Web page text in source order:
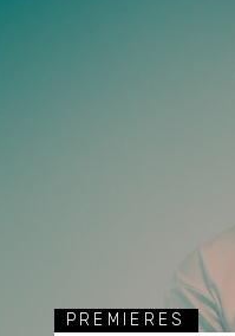
PREMIERES